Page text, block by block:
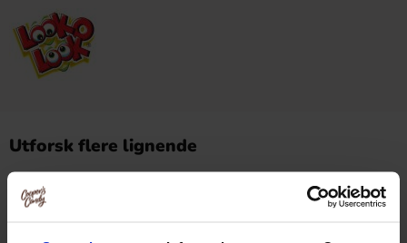
Utforsk flere lignende
Godteri